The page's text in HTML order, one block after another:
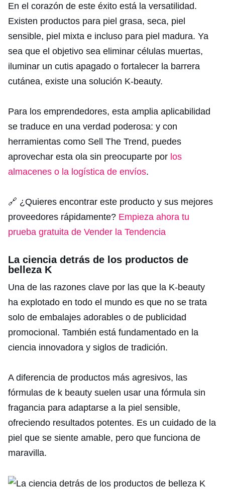
En el corazón de este éxito está la versatilidad.
Existen productos para piel grasa, seca, piel
sensible, piel mixta e incluso para piel madura. Ya
sea que el objetivo sea eliminar células muertas,
iluminar un cutis apagado o fortalecer la barrera
cutánea, existe una solución K-beauty.
Para los emprendedores, esta amplia aplicabilidad
se traduce en una verdad poderosa: y con
herramientas como Sell The Trend, puedes
aprovechar esta ola sin preocuparte por los
almacenes o la logística de envíos.
🔗 ¿Quieres encontrar este producto y sus mejores
proveedores rápidamente? Empieza ahora tu
prueba gratuita de Vender la Tendencia
La ciencia detrás de los productos de
belleza K
Una de las razones clave por las que la K-beauty
ha explotado en todo el mundo es que no se trata
solo de embalajes adorables o de publicidad
promocional. También está fundamentado en la
ciencia innovadora y siglos de tradición.
A diferencia de productos más agresivos, las
fórmulas de k beauty suelen usar una fórmula sin
fragancia para adaptarse a la piel sensible,
ofreciendo resultados potentes. Es un cuidado de la
piel que se siente amable, pero que funciona de
maravilla.